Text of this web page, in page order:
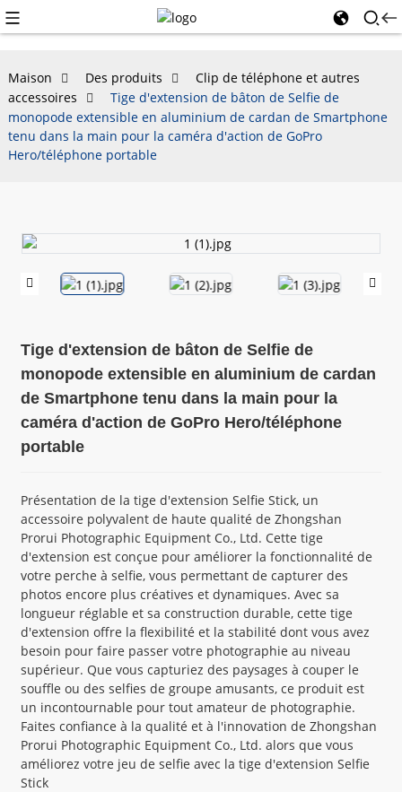
Maison Des produits
Clip de téléphone et autres
accessoires
Tige d'extension de bâton de Selfie de
monopode extensible en aluminium de cardan de Smartphone
tenu dans la main pour la caméra d'action de GoPro
Hero/téléphone portable
Tige d'extension de bâton de Selfie de
monopode extensible en aluminium de cardan
de Smartphone tenu dans la main pour la
caméra d'action de GoPro Hero/téléphone
portable
Présentation de la tige d'extension Selfie Stick, un
accessoire polyvalent de haute qualité de Zhongshan
Prorui Photographic Equipment Co., Ltd. Cette tige
d'extension est conçue pour améliorer la fonctionnalité de
votre perche à selfie, vous permettant de capturer des
photos encore plus créatives et dynamiques. Avec sa
longueur réglable et sa construction durable, cette tige
d'extension offre la flexibilité et la stabilité dont vous avez
besoin pour faire passer votre photographie au niveau
supérieur. Que vous capturiez des paysages à couper le
souffle ou des selfies de groupe amusants, ce produit est
un incontournable pour tout amateur de photographie.
Faites confiance à la qualité et à l'innovation de Zhongshan
Prorui Photographic Equipment Co., Ltd. alors que vous
améliorez votre jeu de selfie avec la tige d'extension Selfie
Stick